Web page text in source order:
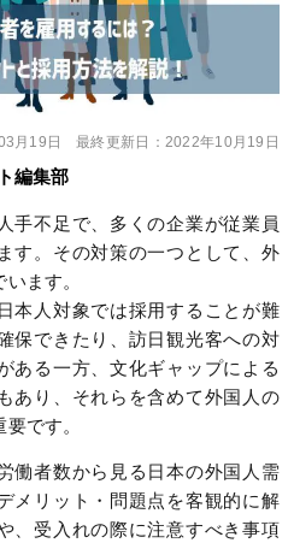
月19日 最終更新日： 2022年10月19日
編集部
手不足で、多くの企業が従業員
す。その対策の一つとして、外
ます。
本人対象では採用することが難
保できたり、訪日観光客への対
ある一方、文化ギャップによる
あり、それらを含めて外国人の
です。
働者数から見る日本の外国人需
メリット・問題点を客観的に解
、受入れの際に注意すべき事項